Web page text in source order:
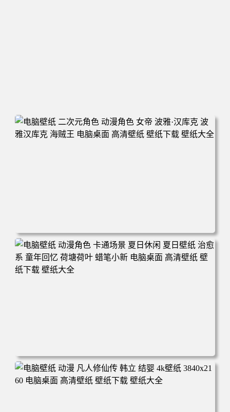
电脑壁纸 二次元角色 动漫角色 女帝 波雅·汉库克 波雅汉库
克 海贼王 电脑桌面 高清壁纸 壁纸下载 壁纸大全
电脑壁纸 动漫角色 卡通场景 夏日休闲 夏日壁纸 治愈系 童
年回忆 荷塘荷叶 蜡笔小新 电脑桌面 高清壁纸 壁纸下载 壁